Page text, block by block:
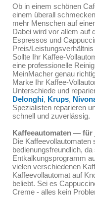
Ob in einem schönen
einem überall
mehr Menschen auf
Dabei wird vor allem auf
Espressos und
Preis/
Sollte Ihr Kaffee-
eine professionelle
MeinMacher genau
Marke Ihr Kaffee-
Unterschiede und
Delonghi, Krups,
Spezialisten reparieren
schnell und zuverlässig.
Kaffeeautomaten — für
Die Kaffeevollautomaten
bedienungsfreundlich,
Entkalkungsprogramm
vielen verschiedenen
Kaffeevollautomat auf
beliebt. Sei es
Creme - alles kein